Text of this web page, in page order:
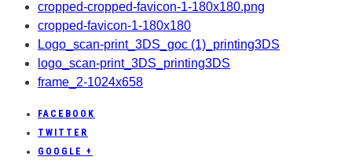
cropped-cropped-favicon-1-180x180.png
cropped-favicon-1-180x180
Logo_scan-print_3DS_goc (1)_printing3DS
logo_scan-print_3DS_printing3DS
frame_2-1024x658
FACEBOOK
TWITTER
GOOGLE +